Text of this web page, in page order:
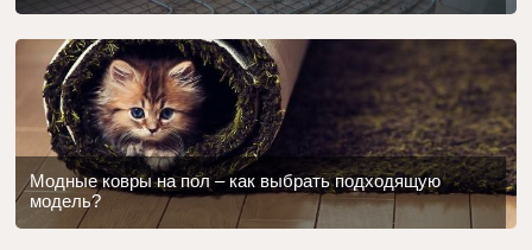
Модные ковры на пол – как выбрать подходящую
модель?